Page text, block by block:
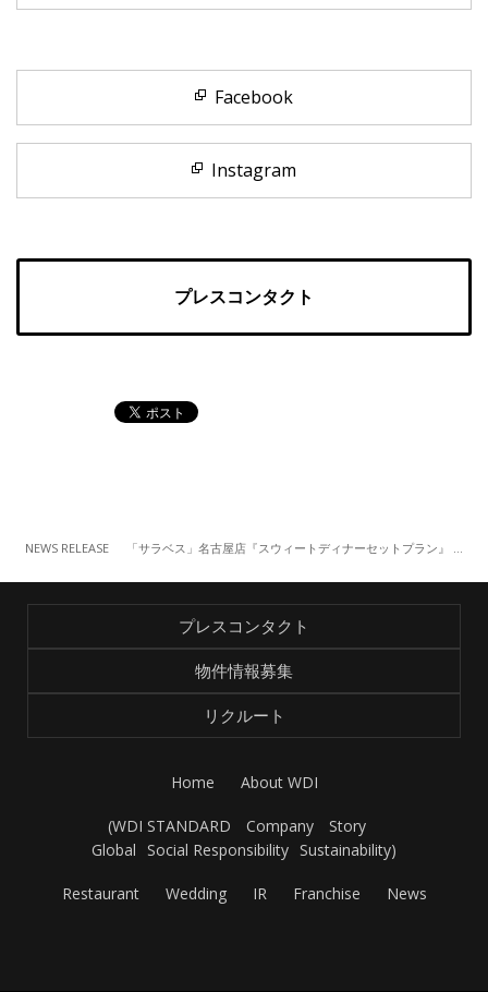
Facebook
Instagram
プレスコンタクト
NEWS RELEASE 「サラベス」名古屋店『スウィートディナーセットプラン』 （7/1～）
プレスコンタクト
物件情報募集
リクルート
Home About WDI
(WDI STANDARD Company
Story
Global Social Responsibility Sustainability)
Restaurant Wedding IR Franchise News